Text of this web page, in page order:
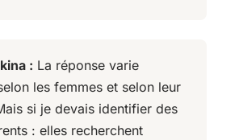
: La réponse varie
les femmes et selon leur
si je devais identifier des
: elles recherchent